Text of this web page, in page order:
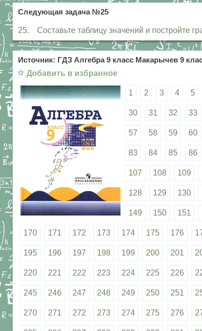
Следующая задача №25
25. Составьте таблицу значений и постройте
Источник: ГДЗ Алгебра 9 класс Макарычев 9
☆ Добавить в избранное
1 2 3 4 5
30 31 32 33
57 58 59 60
83 84 85 86
107 108 109
128 129 130
149 150 151
170 171 172 173 174 175 176
195 196 197 198 199 200 201
220 221 222 223 224 225 226
245 246 247 248 249 250 251
270 271 272 273 274 275 276